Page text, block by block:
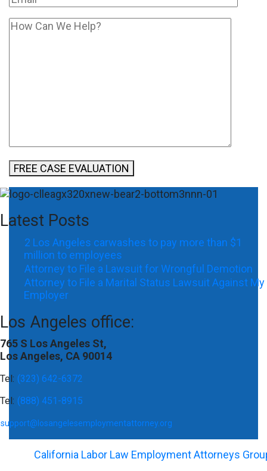
FREE CASE EVALUATION
Latest Posts
2 Los Angeles carwashes to pay more than $1
million to employees
Attorney to File a Lawsuit for Wrongful Demotion
Attorney to File a Marital Status Lawsuit Against My
Employer
Los Angeles office:
765 S Los Angeles St,
Los Angeles, CA 90014
Tel: (323) 642-6372
Tel: (888) 451-8915
support@losangelesemploymentattorney.org
California Labor Law Employment Attorneys